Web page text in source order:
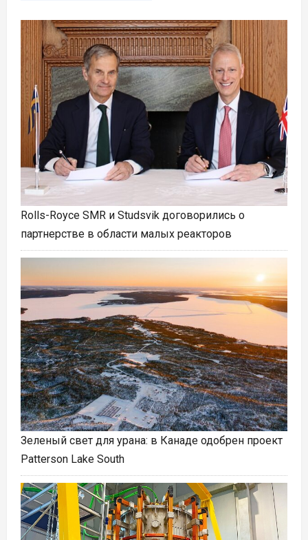
Rolls-Royce SMR и Studsvik договорились о
партнерстве в области малых реакторов
Зеленый свет для урана: в Канаде одобрен проект
Patterson Lake South